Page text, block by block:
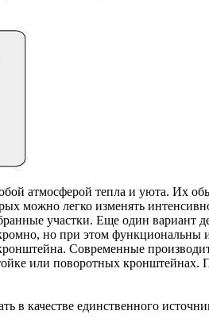
атмосферой тепла и уюта. Их
можно легко изменять
участки. Еще один вариант
но при этом функциональны и
Современные
или поворотных кронштейнах.
в качестве единственного